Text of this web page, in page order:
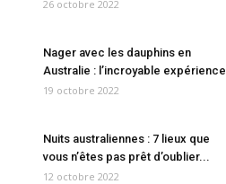
26 octobre 2022
Nager avec les dauphins en
Australie : l’incroyable expérience
19 octobre 2022
Nuits australiennes : 7 lieux que
vous n’êtes pas prêt d’oublier...
12 octobre 2022